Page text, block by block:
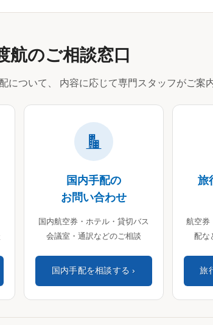
航のご相談窓口
について、 内容に応じて専門スタッフがご案
国内手配の
お問い合わせ
国内航空券・ホテル・貸切バス
会議室・通訳などのご相談
国内手配を相談する
旅
航空券
配な
旅